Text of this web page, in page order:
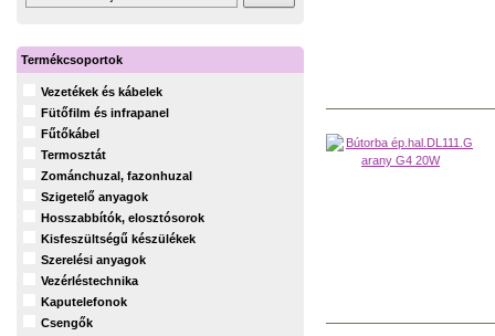
Termékcsoportok
Vezetékek és kábelek
Fütőfilm és infrapanel
Fűtőkábel
Termosztát
Zománchuzal, fazonhuzal
Szigetelő anyagok
Hosszabbítók, elosztósorok
Kisfeszültségű készülékek
Szerelési anyagok
Vezérléstechnika
Kaputelefonok
Csengők